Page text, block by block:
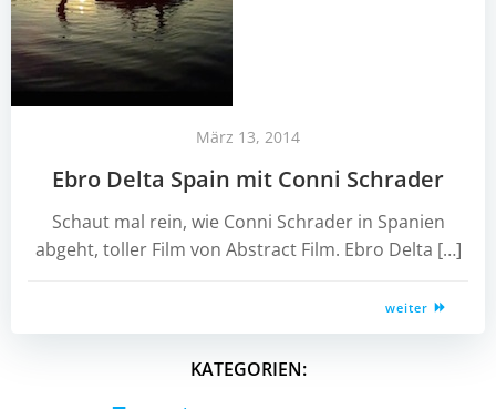
März 13, 2014
Ebro Delta Spain mit Conni Schrader
Schaut mal rein, wie Conni Schrader in Spanien
abgeht, toller Film von Abstract Film. Ebro Delta […]
weiter
KATEGORIEN: